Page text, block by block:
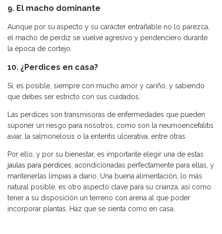
9. El macho dominante
Aunque por su aspecto y su carácter entrañable no lo parezca,
el macho de perdiz se vuelve agresivo y pendenciero durante
la época de cortejo.
10. ¿Perdices en casa?
Sí, es posible, siempre con mucho amor y cariño, y sabiendo
que debes ser estricto con sus cuidados.
Las perdices son transmisoras de enfermedades que pueden
suponer un riesgo para nosotros, como son la neumoencefalitis
aviar, la salmonelosis o la enteritis ulcerativa, entre otras.
Por ello, y por su bienestar, es importante elegir una de estas
jaulas para perdices, acondicionadas perfectamente para ellas, y
mantenerlas limpias a diario. Una buena alimentación, lo más
natural posible, es otro aspecto clave para su crianza, así como
tener a su disposición un terreno con arena al que poder
incorporar plantas. Haz que se sienta como en casa.